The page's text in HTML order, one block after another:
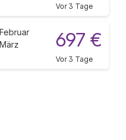
Vor 3 Tage
697 €
Vor 3 Tage